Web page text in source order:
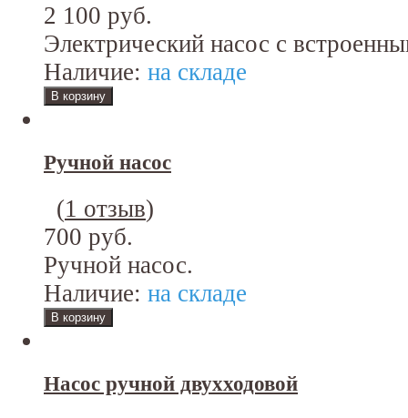
2 100 руб.
Электрический насос с
Наличие: на складе
Ручной насос
(1 отзыв)
700 руб.
Ручной насос.
Наличие: на складе
Насос ручной двухходовой